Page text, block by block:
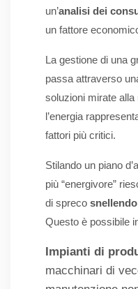
un’analisi dei
un fattore
La gestione di una
passa attraverso
soluzioni mirate
l’energia
fattori più critici.
Stilando un piano
più “energivore”
di spreco
Questo è possibile
Impianti di
macchinari di